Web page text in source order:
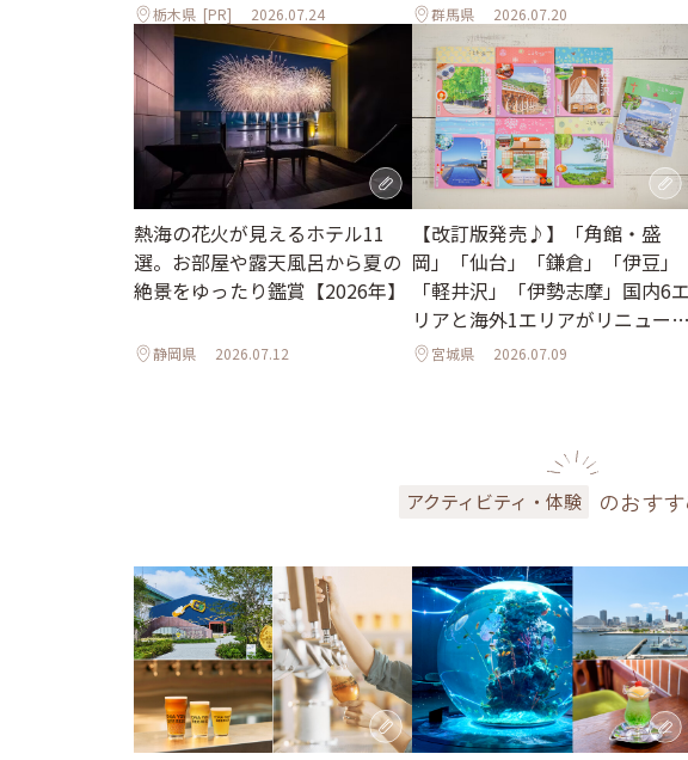
栃木県 [PR] 2026.07.24 群馬県 2026.07.20
熱海の花火が見えるホテル11
選。お部屋や露天風呂から夏の
絶景をゆったり鑑賞【2026年】
静岡県 2026.07.12
【改訂版発売♪】「角館・盛
岡」「仙台」「鎌倉」「伊豆」
「軽井沢」「伊勢志摩」国内6エ
リアと海外1エリアがリニューア
ル宮城県 2026.07.09
アクティビティ・体験 のおす